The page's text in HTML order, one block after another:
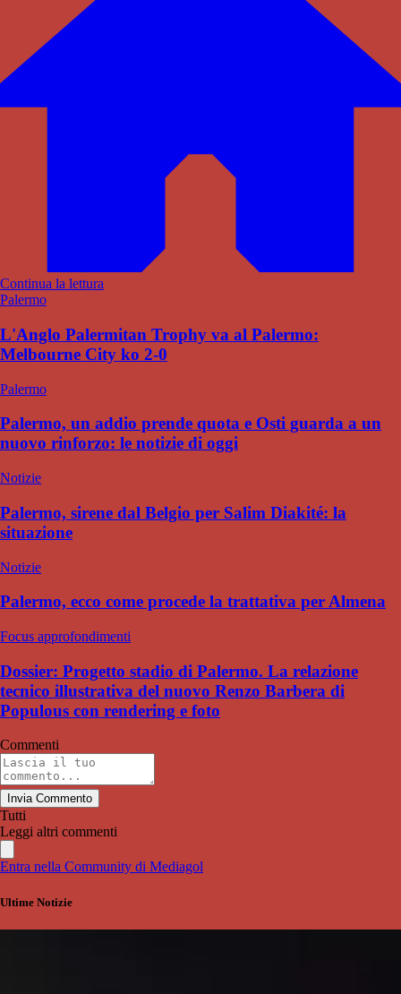
Continua la lettura
Palermo
L'Anglo Palermitan Trophy va al Palermo:
Melbourne City ko 2-0
Palermo
Palermo, un addio prende quota e Osti guarda a un
nuovo rinforzo: le notizie di oggi
Notizie
Palermo, sirene dal Belgio per Salim Diakité: la
situazione
Notizie
Palermo, ecco come procede la trattativa per Almena
Focus approfondimenti
Dossier: Progetto stadio di Palermo. La relazione
tecnico illustrativa del nuovo Renzo Barbera di
Populous con rendering e foto
Commenti
Invia Commento
Tutti
Leggi altri commenti
Entra nella Community di Mediagol
Ultime Notizie